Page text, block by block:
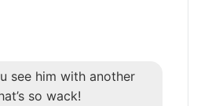
see him with another
so wack!